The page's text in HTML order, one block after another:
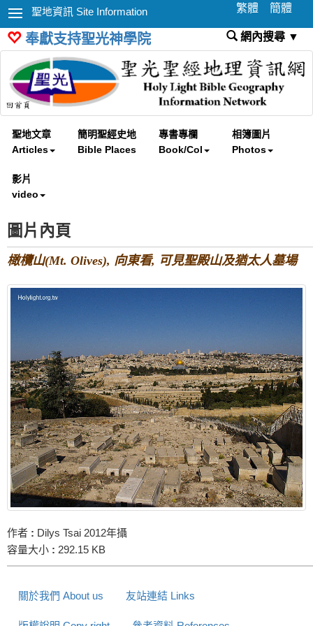
聖地資訊 Site Information 繁體 簡體
奉獻支持聖光神學院 網內搜尋 ▼
聖地文章
Articles
簡明聖經史地
Bible Places
專書專欄
Book/Col
相簿圖片
Photos
影片
video
圖片內頁
橄欖山(Mt. Olives), 向東看, 可見聖殿山及猶太人墓場
作者 : Dilys Tsai 2012年攝
容量大小 : 292.15 KB
關於我們 About us 友站連結 Links